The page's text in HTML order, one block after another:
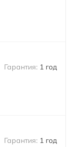
1 год
1 год